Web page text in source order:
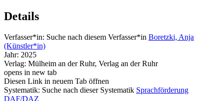
Details
Verfasser*in: Suche nach diesem Verfasser*in Boretzki, Anja
(Künstler*in)
Jahr: 2025
Verlag: Mülheim an der Ruhr, Verlag an der Ruhr
opens in new tab
Diesen Link in neuem Tab öffnen
Systematik: Suche nach dieser Systematik Sprachförderung
DAF/DAZ